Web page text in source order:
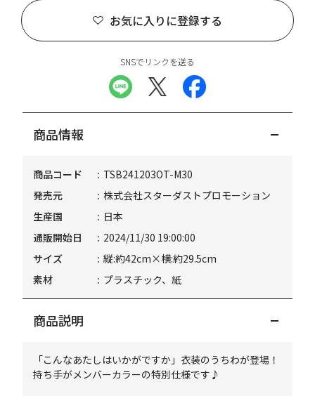
お気に入りに登録する
SNSでリンクを送る
商品情報
商品コード
TSB241203OT-M30
発売元
株式会社スターダストプロモーション
生産国
日本
通販開始日
2024/11/30 19:00:00
サイズ
縦:約42cm×横:約29.5cm
素材
プラスチック、紙
商品説明
「こんなあたしはいかがですか」衣装のうちわが登場！
持ち手がメンバーカラーの特別仕様です♪